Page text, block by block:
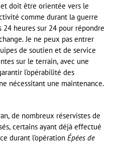
et doit être orientée vers le
comme durant la guerre
24 heures sur 24 pour répondre
Je ne peux pas entrer
de soutien et de service
sur le terrain, avec une
l’opérabilité des
nécessitant une maintenance.
de nombreux réservistes de
certains ayant déjà effectué
durant l’opération Épées de